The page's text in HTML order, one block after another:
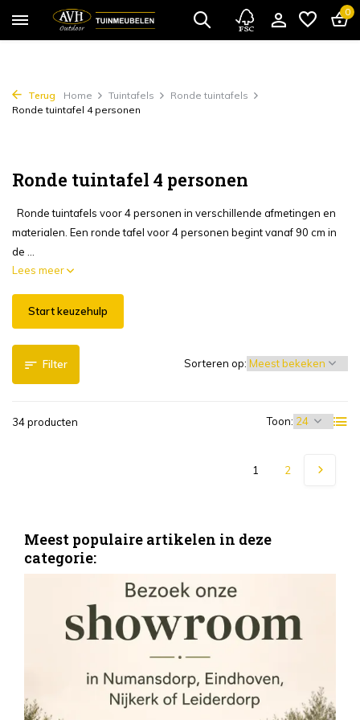
0
Terug Home Tuintafels
Ronde tuintafels
Ronde tuintafel 4 personen
Ronde tuintafel 4 personen
Ronde tuintafels voor 4 personen in verschillende afmetingen en
materialen. Een ronde tafel voor 4 personen begint vanaf 90 cm in
de ...
Lees meer
Start keuzehulp
Filter
34 producten Toon:
Sorteren op:
1 2
Meest populaire artikelen in deze
categorie: